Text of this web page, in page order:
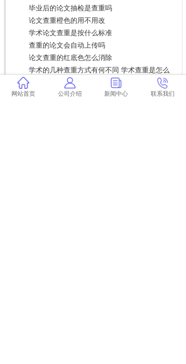
毕业后的论文抽检是查重吗
论文查重橙色的用不用改
学术论文查重是按什么标准
查重的论文会自动上传吗
论文查重的红底色怎么消除
学术的几种查重方式有何不同 学术查重是怎么
回事？
学术查重有引用率吗 学术查重宝典的引用比例
网站首页 公司介绍 新闻中心 联系我们